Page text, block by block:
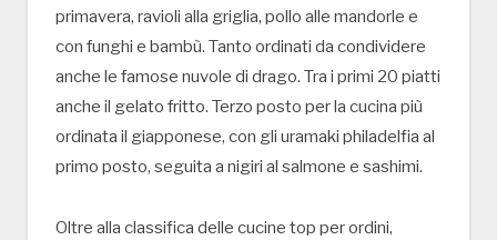
primavera, ravioli alla griglia, pollo alle mandorle e
con funghi e bambù. Tanto ordinati da condividere
anche le famose nuvole di drago. Tra i primi 20 piatti
anche il gelato fritto. Terzo posto per la cucina più
ordinata il giapponese, con gli uramaki philadelfia al
primo posto, seguita a nigiri al salmone e sashimi.
Oltre alla classifica delle cucine top per ordini,